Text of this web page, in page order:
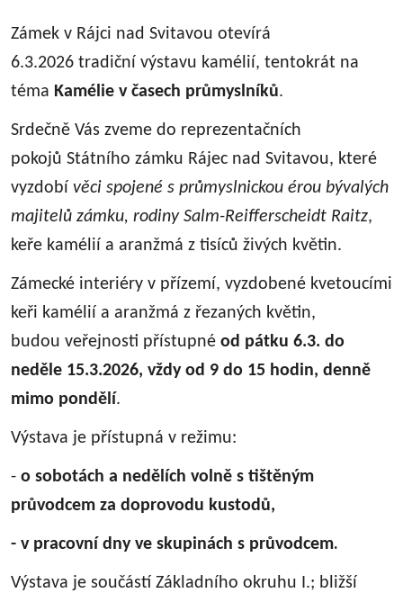
Zámek v Rájci nad Svitavou otevírá
6.3.2026 tradiční výstavu kamélií, tentokrát na
téma Kamélie v časech průmyslníků.
Srdečně Vás zveme do reprezentačních
pokojů Státního zámku Rájec nad Svitavou, které
vyzdobí věci spojené s průmyslnickou érou bývalých
majitelů zámku, rodiny Salm-Reifferscheidt Raitz,
keře kamélií a aranžmá z tisíců živých květin.
Zámecké interiéry v přízemí, vyzdobené kvetoucími
keři kamélií a aranžmá z řezaných květin,
budou veřejnosti přístupné od pátku 6.3. do
neděle 15.3.2026, vždy od 9 do 15 hodin, denně
mimo pondělí.
Výstava je přístupná v režimu:
- o sobotách a nedělích volně s tištěným
průvodcem za doprovodu kustodů,
- v pracovní dny ve skupinách s průvodcem.
Výstava je součástí Základního okruhu I.; bližší